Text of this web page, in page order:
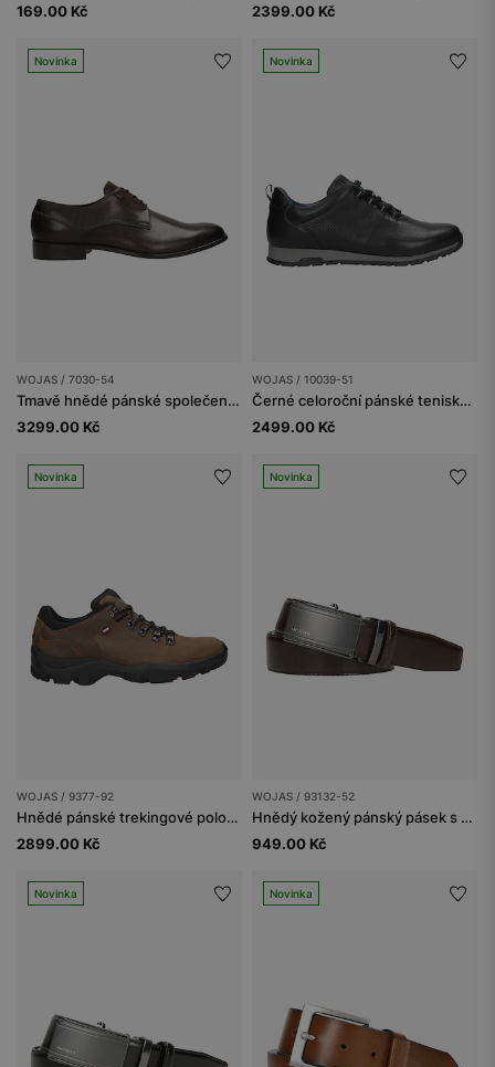
169.00 Kč
2399.00 Kč
Novinka
WOJAS / 7030-54
Tmavě hnědé pánské společenské polobotky z lícové kůže
3299.00 Kč
Novinka
WOJAS / 10039-51
Černé celoroční pánské tenisky z hladké kůže
2499.00 Kč
Novinka
WOJAS / 9377-92
Hnědé pánské trekingové polobotky
2899.00 Kč
Novinka
WOJAS / 93132-52
Hnědý kožený pánský pásek s kovovou přezkou
949.00 Kč
Novinka Novinka